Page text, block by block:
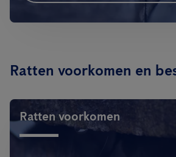
Ratten voorkomen en
Ratten voorkomen